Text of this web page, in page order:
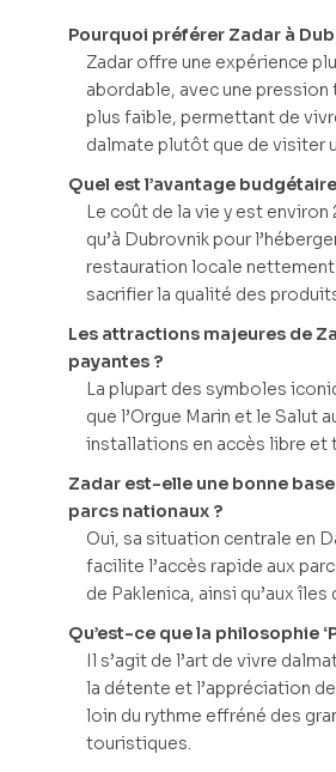
Pourquoi préférer Zadar à
Zadar offre une expérience
abordable, avec une
plus faible, permettant de
dalmate plutôt que de visiter
Quel est l’avantage
Le coût de la vie y est environ
qu’à Dubrovnik pour
restauration locale
sacrifier la qualité des
Les attractions majeures de
payantes ?
La plupart des symboles
que l’Orgue Marin et le Salut
installations en accès libre
Zadar est-elle une bonne
parcs nationaux ?
Oui, sa situation centrale en
facilite l’accès rapide aux
de Paklenica, ainsi qu’aux îles
Qu’est-ce que la philosophie
Il s’agit de l’art de vivre
la détente et l’appréciation
loin du rythme effréné des
touristiques.